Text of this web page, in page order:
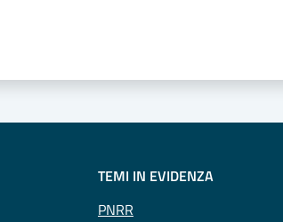
da 1 a 5 stelle
TEMI IN EVIDENZA
PNRR